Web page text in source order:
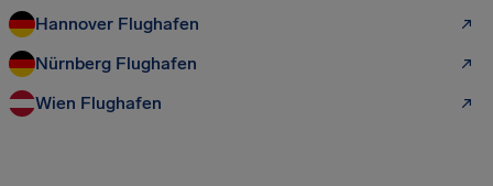
Hannover Flughafen
Nürnberg Flughafen
Wien Flughafen